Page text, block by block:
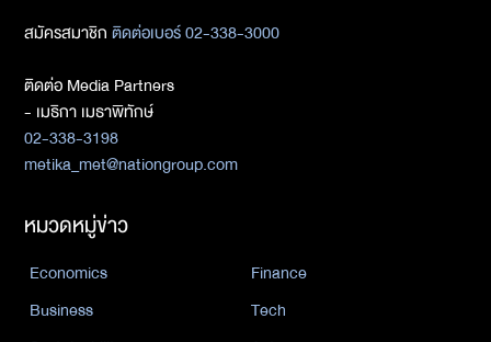
สมัครสมาชิกติดต่อเบอร์ 02-338-3000
ติดต่อ Media Partners
- เมธิกา เมธาพิทักษ์
02-338-3198
metika_met@nationgroup.com
หมวดหมู่ข่าว
Economics
Finance
Business
Tech